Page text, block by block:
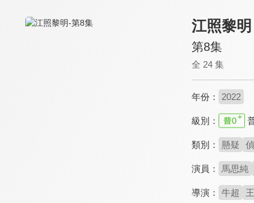
江照黎明
第8集
全 24 集
年份： 2022
級別：
類別： 懸疑
演員： 馬思純
導演： 牛超